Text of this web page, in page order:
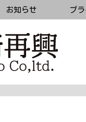
お知らせ プ